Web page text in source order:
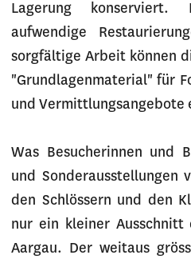
Lagerung
aufwendige
sorgfältige Arbeit können
"Grundlagenmaterial" für
und Vermittlungsangebote
Was Besucherinnen und
und Sonderausstellungen
den Schlössern und den
nur ein kleiner Ausschnitt
Aargau. Der weitaus